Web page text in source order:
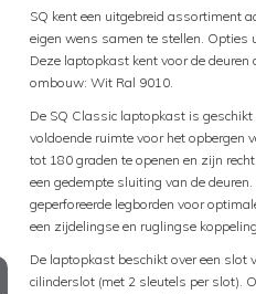
SQ kent een uitgebreid assortiment
eigen wens samen te stellen. Opties
Deze laptopkast kent voor de deuren
ombouw: Wit Ral 9010.
De SQ Classic laptopkast is
voldoende ruimte voor het opbergen
tot 180 graden te openen en zijn
een gedempte sluiting van de
geperforeerde legborden voor
een zijdelingse en ruglingse
De laptopkast beschikt over een slot
cilinderslot (met 2 sleutels per slot).